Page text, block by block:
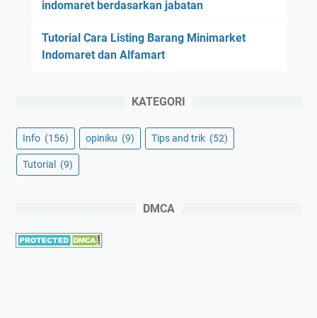
indomaret berdasarkan jabatan
Tutorial Cara Listing Barang Minimarket
Indomaret dan Alfamart
KATEGORI
Info (156) opiniku (9) Tips and trik (52)
Tutorial (9)
DMCA